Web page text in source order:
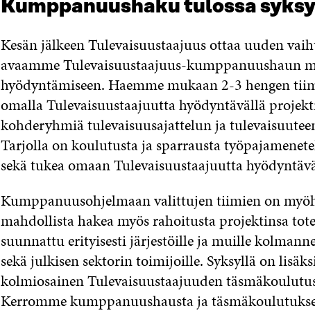
Kumppanuushaku tulossa
Kesän jälkeen Tulevaisuustaajuus ottaa uuden
avaamme Tulevaisuustaajuus-kumppanuushaun
hyödyntämiseen. Haemme mukaan 2-3 hengen
omalla Tulevaisuustaajuutta hyödyntävällä
kohderyhmiä tulevaisuusajattelun ja
Tarjolla on koulutusta ja sparrausta
sekä tukea omaan Tulevaisuustaajuutta
Kumppanuusohjelmaan valittujen tiimien on
mahdollista hakea myös rahoitusta projektinsa
suunnattu erityisesti järjestöille ja muille
sekä julkisen sektorin toimijoille. Syksyllä on
kolmiosainen Tulevaisuustaajuuden
Kerrommekumppanuushausta ja